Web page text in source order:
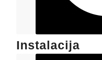
Instalacija